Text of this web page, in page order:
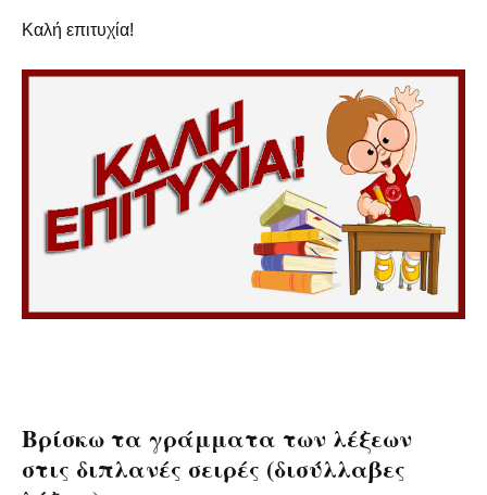
Καλή επιτυχία!
Βρίσκω τα γράμματα των λέξεων
στις διπλανές σειρές (δισύλλαβες